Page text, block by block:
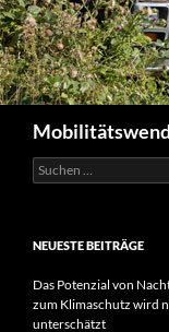
Suchen
nach:
NEUESTE BEITRÄGE
Das Potenzial von
zum Klimaschutz wird
unterschätzt